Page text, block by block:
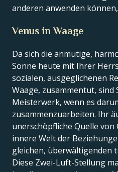
anderen anwenden
Venus in Waage
Da sich die anmutige,
Sonne heute mit Ihrer
sozialen, ausgeglichenen
Waage, zusammentut, sind
Meisterwerk, wenn es
zusammenzuarbeiten. Ihr
unerschöpfliche Quelle von
innere Welt der
gleichen, überwältigenden
Diese Zwei-Luft-Stellung